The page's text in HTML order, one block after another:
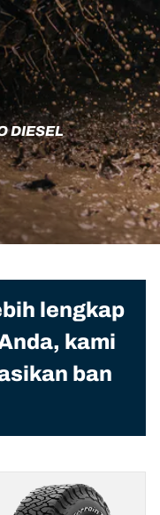
DIESEL
lengkap
kami
ban